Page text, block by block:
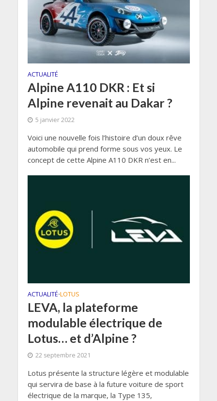
ACTUALITÉ
Alpine A110 DKR : Et si
Alpine revenait au Dakar ?
5 janvier 2022
Voici une nouvelle fois l’histoire d’un doux rêve
automobile qui prend forme sous vos yeux. Le
concept de cette Alpine A110 DKR n’est en...
ACTUALITÉ•LOTUS
LEVA, la plateforme
modulable électrique de
Lotus… et d’Alpine ?
22 septembre 2021
Lotus présente la structure légère et modulable
qui servira de base à la future voiture de sport
électrique de la marque, la Type 135,